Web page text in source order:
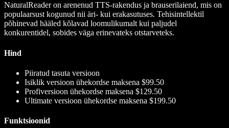
NaturalReader on arenenud TTS-rakendus ja brauserilaiend, mis on
populaarsust kogunud nii äri- kui erakasutuses. Tehisintellektil
põhinevad hääled kõlavad loomulikumalt kui paljudel
konkurentidel, sobides väga erinevateks otstarveteks.
Hind
Piiratud tasuta versioon
Isiklik versioon ühekordse maksena $99.50
Profiversioon ühekordse maksena $129.50
Ultimate versioon ühekordse maksena $199.50
Funktsioonid